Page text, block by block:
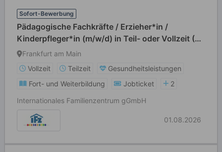
Sofort-Bewerbung
Pädagogische Fachkräfte / Erzieher*in /
Kinderpfleger*in (m/w/d) in Teil- oder Vollzeit (39
Std./Wo)
Frankfurt am Main
Vollzeit
Teilzeit
Gesundheitsleistungen
Fort- und Weiterbildung
Jobticket
2
Internationales Familienzentrum gGmbH
01.08.2026